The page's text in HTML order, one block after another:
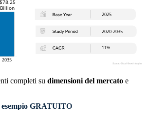
completi su dimensioni del mercato e
esempio GRATUITO